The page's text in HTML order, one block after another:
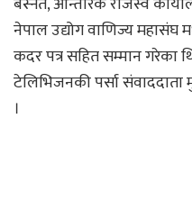
नेपाल उद्योग वाणिज्य
कदर पत्र सहित सम्मान गरेका
टेलिभिजनकी पर्सा
।